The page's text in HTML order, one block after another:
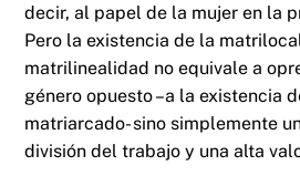
decir, al papel de la mujer en la
Pero la existencia de la
matrilinealidad no equivale a
género opuesto –a la existencia
matriarcado- sino simplemente
división del trabajo y una alta